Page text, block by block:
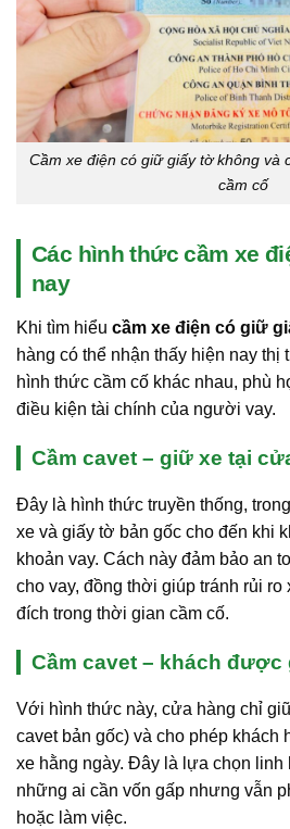
Cầm xe điện có giữ giấy tờ không và
cầm cố
Các hình thức cầm xe
nay
Khi tìm hiểu cầm xe điện có giữ
hàng có thể nhận thấy hiện nay
hình thức cầm cố khác nhau, phù
điều kiện tài chính của người vay.
Cầm cavet – giữ xe tại
Đây là hình thức truyền thống,
xe và giấy tờ bản gốc cho đến khi
khoản vay. Cách này đảm bảo an
cho vay, đồng thời giúp tránh rủi
đích trong thời gian cầm cố.
Cầm cavet – khách
Với hình thức này, cửa hàng chỉ
cavet bản gốc) và cho phép khách
xe hằng ngày. Đây là lựa chọn linh
những ai cần vốn gấp nhưng vẫn
hoặc làm việc.